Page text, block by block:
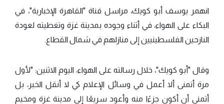
انهمر يوسف أبو كويك، مراسل قناة "القاهرة الإخبارية"، في
البكاء على الهواء، في أثناء وجوده بمدينة غزة وتغطيته لعودة
النازحين الفلسطينيين إلى منازلهم في شمال القطاع.
وقال "أبو كويك"، خلال رسالته على الهواء، اليوم الاثنين: "لأول
مرة أتمنى ألا أعمل في وسائل الإعلام كي لا أنقل الخبر، بل
أتمنى أن أكون جزءًا منه وأعود سريعًا إلى مدينة غزة ومخيم